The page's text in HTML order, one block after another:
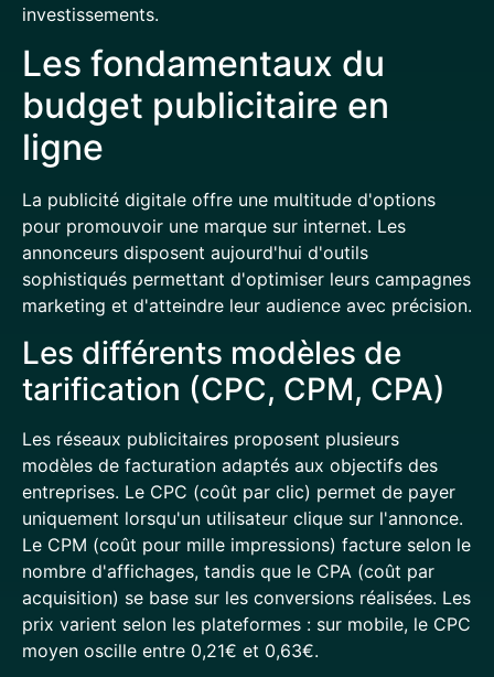
investissements.
Les fondamentaux du
budget publicitaire en
ligne
La publicité digitale offre une multitude d'options
pour promouvoir une marque sur internet. Les
annonceurs disposent aujourd'hui d'outils
sophistiqués permettant d'optimiser leurs campagnes
marketing et d'atteindre leur audience avec précision.
Les différents modèles de
tarification (CPC, CPM, CPA)
Les réseaux publicitaires proposent plusieurs
modèles de facturation adaptés aux objectifs des
entreprises. Le CPC (coût par clic) permet de payer
uniquement lorsqu'un utilisateur clique sur l'annonce.
Le CPM (coût pour mille impressions) facture selon le
nombre d'affichages, tandis que le CPA (coût par
acquisition) se base sur les conversions réalisées. Les
prix varient selon les plateformes : sur mobile, le CPC
moyen oscille entre 0,21€ et 0,63€.